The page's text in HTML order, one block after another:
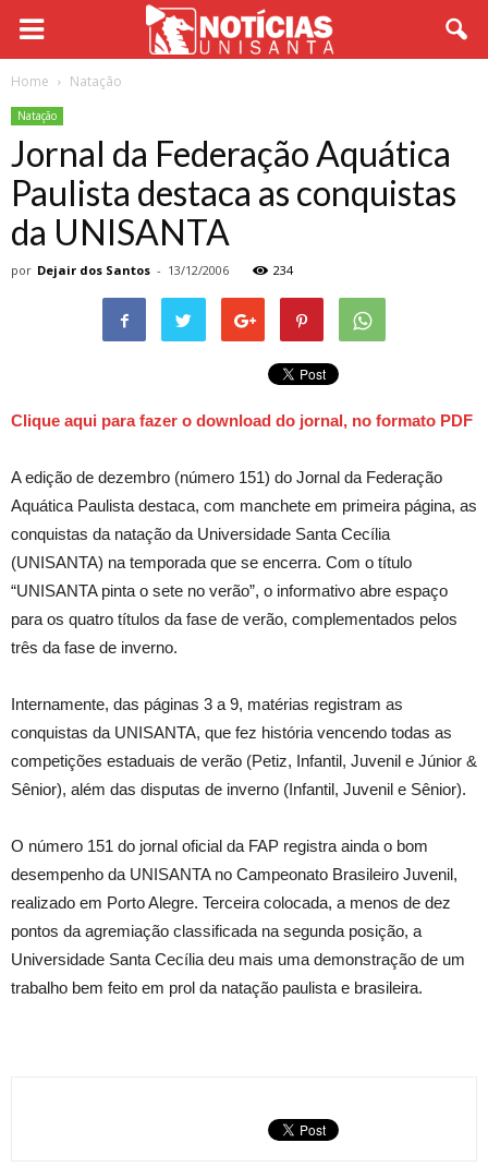
Home Natação
Natação
Jornal da Federação Aquática
Paulista destaca as conquistas
da UNISANTA
por Dejair dos Santos - 13/12/2006 234
Clique aqui para fazer o download do jornal, no formato PDF
A edição de dezembro (número 151) do Jornal da Federação
Aquática Paulista destaca, com manchete em primeira página, as
conquistas da natação da Universidade Santa Cecília
(UNISANTA) na temporada que se encerra. Com o título
“UNISANTA pinta o sete no verão”, o informativo abre espaço
para os quatro títulos da fase de verão, complementados pelos
três da fase de inverno.
Internamente, das páginas 3 a 9, matérias registram as
conquistas da UNISANTA, que fez história vencendo todas as
competições estaduais de verão (Petiz, Infantil, Juvenil e Júnior &
Sênior), além das disputas de inverno (Infantil, Juvenil e Sênior).
O número 151 do jornal oficial da FAP registra ainda o bom
desempenho da UNISANTA no Campeonato Brasileiro Juvenil,
realizado em Porto Alegre. Terceira colocada, a menos de dez
pontos da agremiação classificada na segunda posição, a
Universidade Santa Cecília deu mais uma demonstração de um
trabalho bem feito em prol da natação paulista e brasileira.